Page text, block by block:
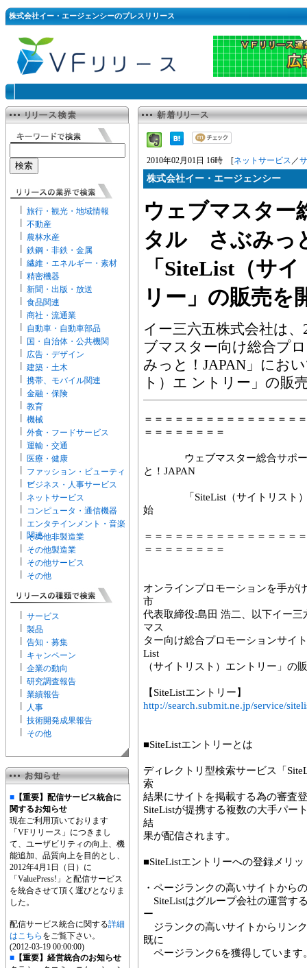
株式会社イー・エージェンシーのプレスリリース
旅行・観光・地域情報
不動産
農林水産
鉄鋼・非鉄・金属
繊維・エネルギー・素材
精密機器
新聞・出版・放送
食品関連
商社・流通業
自動車・自動車部品
国・自治体・公共機関
広告・デザイン
建築・土木
携帯、モバイル関連
金融・保険
教育
機械
外食・フードサービス
運輸・交通
医療・健康
ファッション・ビューティ
ー
ビジネス・人事サービス
ネットサービス
コンピュータ・通信機器
エンタテインメント・音楽
関連
その他非製造業
その他製造業
その他サービス
その他
サービス
製品
告知・募集
キャンペーン
企業の動向
研究調査報告
業績報告
人事
技術開発成果報告
その他
■ 【重要】配信サービス統合に
関するお知らせ
現在ご利用頂いております
「VFリリース」につきまし
て、ユーザビリティの向上、機
能追加、品質向上を目的とし、
2012年4月1日（日）に
「ValuePress!」と配信サービス
を統合させて頂く運びとなりま
した。
配信サービス統合に関する詳細
はこちら をご覧下さい。
(2012-03-19 00:00:00)
■ 【重要】経営統合のお知らせ
2010年02月01日 16時 [ネットサービス ／
株式会社イー・エージェンシー
ウェブマスター
タル さぶみ
「SiteList（サ
リー」の販売を
イー三六五株式会社は
ブマスター向け総合プ
みっと！JAPAN」にお
ト）エ ントリー」の販
＝＝＝＝＝＝＝＝＝＝＝＝＝＝＝
＝＝＝＝＝＝＝＝
ウェブマスター総合サポー
と！JAPAN
「SiteList（サイトリスト）
始
＝＝＝＝＝＝＝＝＝＝＝＝＝＝＝
＝＝＝＝＝＝＝＝
オンラインプロモーションを手が
市
代表取締役:島田 浩二、以下イー
マス
ター向け総合プロモーションサイ
List
（サイトリスト）エントリー」の
【SiteListエントリー】
http://search.submit.ne.jp/service/
■SiteListエントリーとは
ディレクトリ型検索サービス「
索
結果にサイトを掲載する為の審査
SiteListが提携する複数の大手パー
結
果が配信されます。
■SiteListエントリーへの登録メリッ
・ページランクの高いサイトから
SiteListはグループ会社の運営す
ー
ジランクの高いサイトからリン
既に
ページランク6を獲得しています